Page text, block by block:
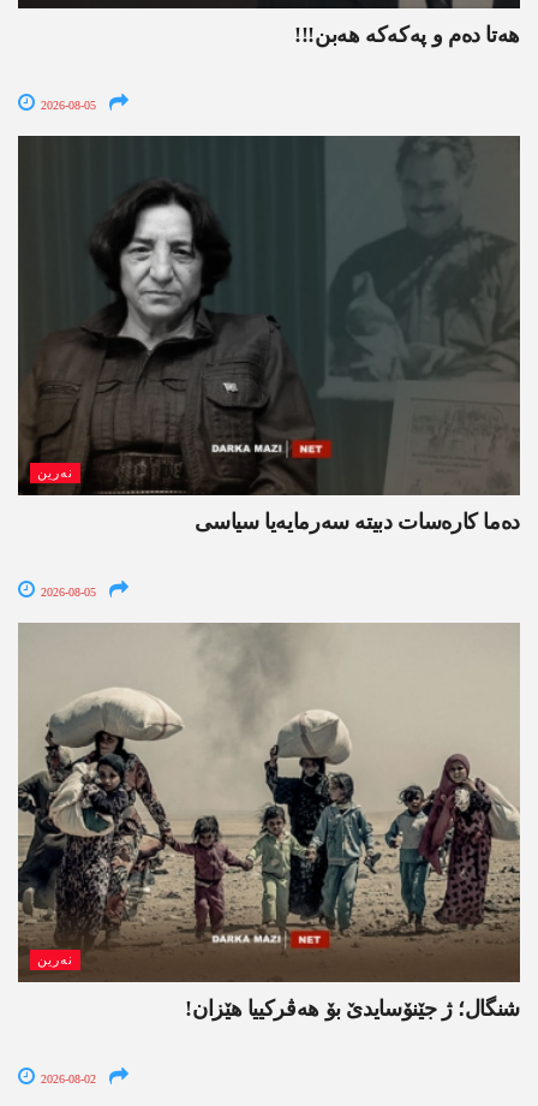
ھەتا دەم و پەکەکە ھەبن!!!
2026-08-05
نەرین
ده‌ما کاره‌سات دبیتە سه‌رمایه‌یا سیاسی
2026-08-05
نەرین
شنگال؛ ژ جێنۆسایدێ بۆ هەڤرکییا هێزان!
2026-08-02